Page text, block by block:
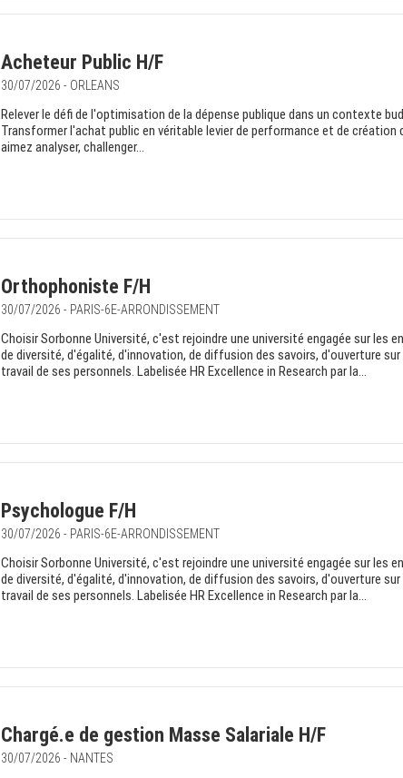
Acheteur Public H/F
30/07/2026 - ORLEANS
Relever le défi de l'optimisation de la dépense publique dans un contexte
Transformer l'achat public en véritable levier de performance et de création
aimez analyser, challenger...
Orthophoniste F/H
30/07/2026 - PARIS-6E-ARRONDISSEMENT
Choisir Sorbonne Université, c'est rejoindre une université engagée sur les
de diversité, d'égalité, d'innovation, de diffusion des savoirs, d'ouverture sur
travail de ses personnels. Labelisée HR Excellence in Research par la...
Psychologue F/H
30/07/2026 - PARIS-6E-ARRONDISSEMENT
Choisir Sorbonne Université, c'est rejoindre une université engagée sur les
de diversité, d'égalité, d'innovation, de diffusion des savoirs, d'ouverture sur
travail de ses personnels. Labelisée HR Excellence in Research par la...
Chargé.e de gestion Masse Salariale H/F
30/07/2026 - NANTES